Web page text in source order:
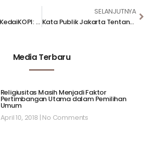
Lembaga Survei KedaiKOPI: Momentum Bagi Calon Presiden Berkriteria Cerdas
SELANJUTNYA
Kata Publik Jakarta Tentang Isu Terbaru di Ibukota, 31 Agustus 2016
Media Terbaru
Religiusitas Masih Menjadi Faktor
Pertimbangan Utama dalam Pemilihan
Umum
April 10, 2018 No Comments